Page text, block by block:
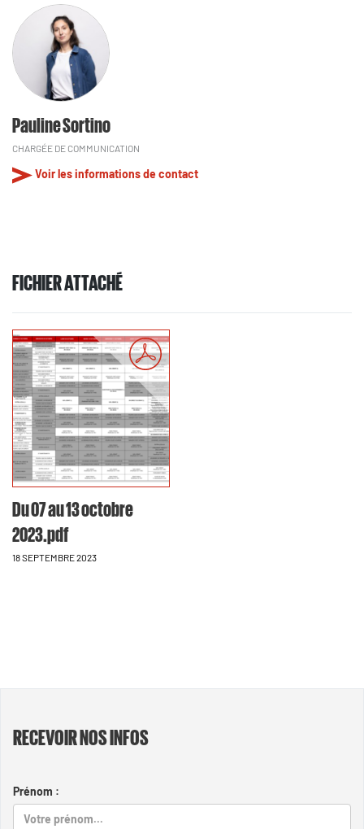
Pauline Sortino
CHARGÉE DE COMMUNICATION
Voir les informations de contact
FICHIER ATTACHÉ
Du 07 au 13 octobre
2023.pdf
18 SEPTEMBRE 2023
RECEVOIR NOS INFOS
Prénom :